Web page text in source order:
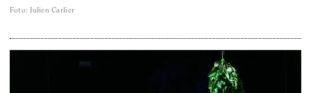
Foto: Julien Carlier